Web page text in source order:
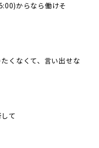
からなら働けそ
くなくて、言い出せな
て